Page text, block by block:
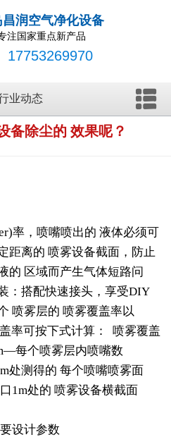
昌润空气净化设备
注国家重点新产品
17753269970
业动态
备除尘的 效果呢？
率，喷嘴喷出的 液体必须可
距离的 喷雾设备截面，防止
的 区域而产生气体短路问
：搭配快速接头，享受DIY
喷雾层的 喷雾覆盖率以
率可按下式计算： 喷雾覆盖
每个喷雾层内喷嘴数
处测得的 每个喷嘴喷雾面
1m处的 喷雾设备横截面
设计参数